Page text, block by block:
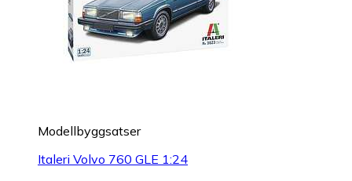
Modellbyggsatser
Italeri Volvo 760 GLE 1:24